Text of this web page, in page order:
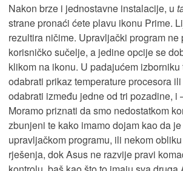
Nakon brze i jednostavne instalacije, u
strane pronaći ćete plavu ikonu Prime.
rezultira ničime. Upravljački program
korisničko sučelje, a jedine opcije se
klikom na ikonu. U padajućem
odabrati prikaz temperature procesora
odabrati između jedne od tri pozadine, i
Moramo priznati da smo nedostatkom
zbunjeni te kako imamo dojam kao da
upravljačkom programu, ili nekom
rješenja, dok Asus ne razvije pravi